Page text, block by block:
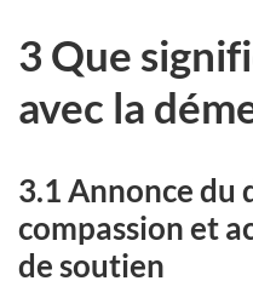
3 Que
avec la
3.1 Annonce du
compassion et
de soutien